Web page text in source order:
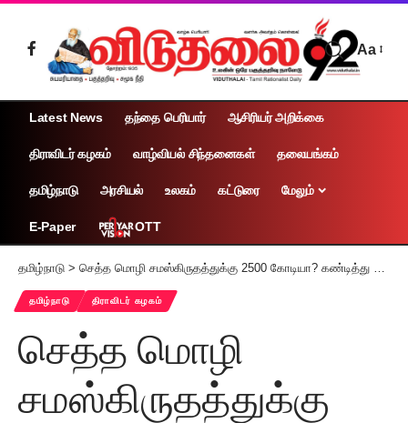
Aa
Latest News தந்தை பெரியார் ஆசிரியர் அறிக்கை
திராவிடர் கழகம் வாழ்வியல் சிந்தனைகள் தலையங்கம்
தமிழ்நாடு அரசியல் உலகம் கட்டுரை மேலும்
E-Paper OTT
தமிழ்நாடு > செத்த மொழி சமஸ்கிருதத்துக்கு 2500 கோடியா? கண்டித்து தென்காசியில் பொதுக்கூட்டம்
தமிழ்நாடு திராவிடர் கழகம்
செத்த மொழி
சமஸ்கிருதத்துக்கு